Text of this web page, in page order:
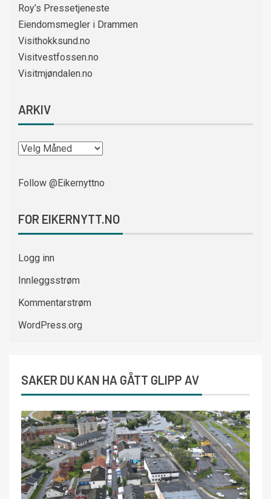
Roy’s Pressetjeneste
Eiendomsmegler i Drammen
Visithokksund.no
Visitvestfossen.no
Visitmjøndalen.no
ARKIV
Follow @Eikernyttno
FOR EIKERNYTT.NO
Logg inn
Innleggsstrøm
Kommentarstrøm
WordPress.org
SAKER DU KAN HA GÅTT GLIPP AV